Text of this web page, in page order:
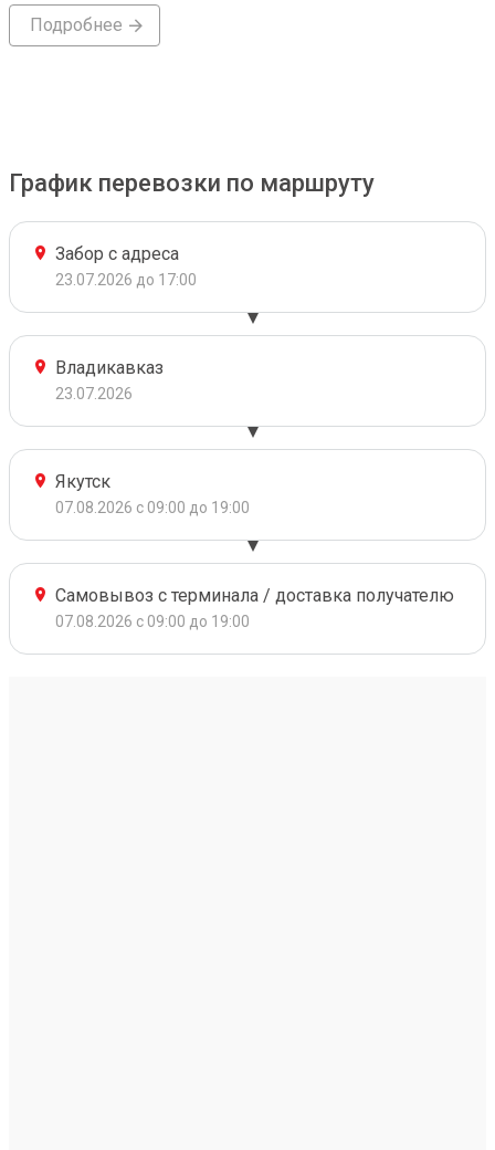
Подробнее
График перевозки по маршруту
Забор с адреса
23.07.2026 до 17:00
Владикавказ
23.07.2026
Якутск
07.08.2026 с 09:00 до 19:00
Самовывоз с терминала / доставка получателю
07.08.2026 с 09:00 до 19:00